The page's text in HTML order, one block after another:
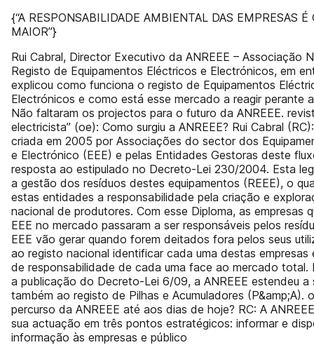
{“A RESPONSABILIDADE AMBIENTAL DAS EMPRESAS É
MAIOR”}
Rui Cabral, Director Executivo da ANREEE – Associação
Registo de Equipamentos Eléctricos e Electrónicos, em
explicou como funciona o registo de Equipamentos
Electrónicos e como está esse mercado a reagir perante
Não faltaram os projectos para o futuro da ANREEE.
electricista” (oe): Como surgiu a ANREEE? Rui Cabral
criada em 2005 por Associações do sector dos
e Electrónico (EEE) e pelas Entidades Gestoras deste
resposta ao estipulado no Decreto-Lei 230/2004. Esta
a gestão dos resíduos destes equipamentos (REEE), o
estas entidades a responsabilidade pela criação e
nacional de produtores. Com esse Diploma, as empresas
EEE no mercado passaram a ser responsáveis pelos
EEE vão gerar quando forem deitados fora pelos seus
ao registo nacional identificar cada uma destas empresas
de responsabilidade de cada uma face ao mercado total.
a publicação do Decreto-Lei 6/09, a ANREEE estendeu a
também ao registo de Pilhas e Acumuladores (P&amp;A).
percurso da ANREEE até aos dias de hoje? RC: A
sua actuação em três pontos estratégicos: informar e
informação às empresas e público